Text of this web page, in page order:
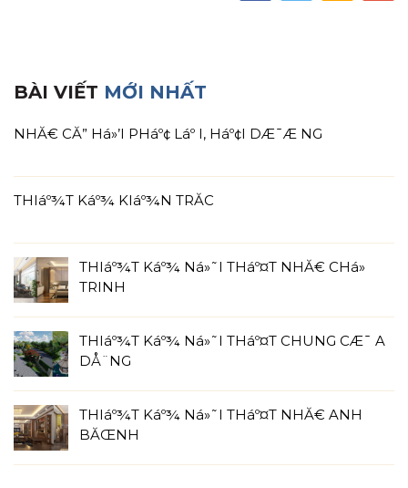
BÀI VIẾT MỚI NHẤT
NHĂ€ CĂ” Há»’I PHáº¢ Láº I, Háº¢I DÆ¯Æ NG
THIáº¾T Káº¾ KIáº¾N TRĂC
THIáº¾T Káº¾ Ná»˜I THáº¤T NHĂ€ CHá»
TRINH
THIáº¾T Káº¾ Ná»˜I THáº¤T CHUNG CÆ¯ A
DÅ¨NG
THIáº¾T Káº¾ Ná»˜I THáº¤T NHĂ€ ANH
BĂŒNH